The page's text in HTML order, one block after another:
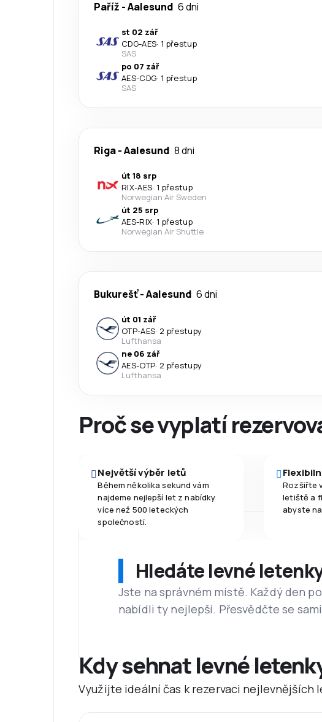
Paříž -Aalesund 6 dni
st 02 zář
CDG-AES· 1 přestup
SAS
po 07 zář
AES-CDG· 1 přestup
SAS
Riga-Aalesund 8 dni
út 18 srp
RIX-AES· 1 přestup
Norwegian Air Sweden
út 25 srp
AES-RIX· 1 přestup
Norwegian Air Shuttle
Bukurešť-Aalesund 6 dni
út 01 zář
OTP-AES· 2 přestupy
Lufthansa
ne 06 zář
AES-OTP· 2 přestupy
Lufthansa
Proč se vyplatí
Největší výběr letů
Během několika sekund vám
najdeme nejlepší let z nabídky
více než 500 leteckých
společností.
Rozšiřte
letiště a
abyste
Hledáte levné
Jste na správném místě. Každý den
nabídli ty nejlepší. Přesvědčte se
Kdy sehnat levné
Využijte ideální čas k rezervaci nejlevnějších